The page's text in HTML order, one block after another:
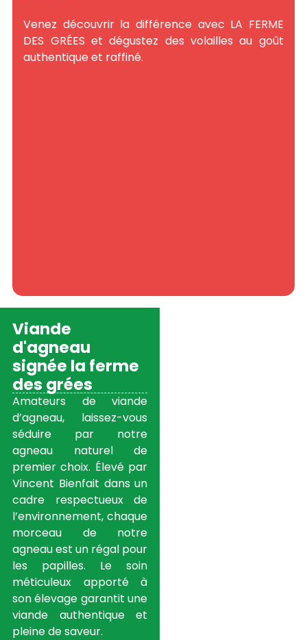
Venez découvrir la différence avec LA FERME
DES GRÉES et dégustez des volailles au goût
authentique et raffiné.
Viande
d'agneau
signée la ferme
des grées
Amateurs de viande
d’agneau, laissez-vous
séduire par notre
agneau naturel de
premier choix. Élevé par
Vincent Bienfait dans un
cadre respectueux de
l’environnement, chaque
morceau de notre
agneau est un régal pour
les papilles. Le soin
méticuleux apporté à
son élevage garantit une
viande authentique et
pleine de saveur.